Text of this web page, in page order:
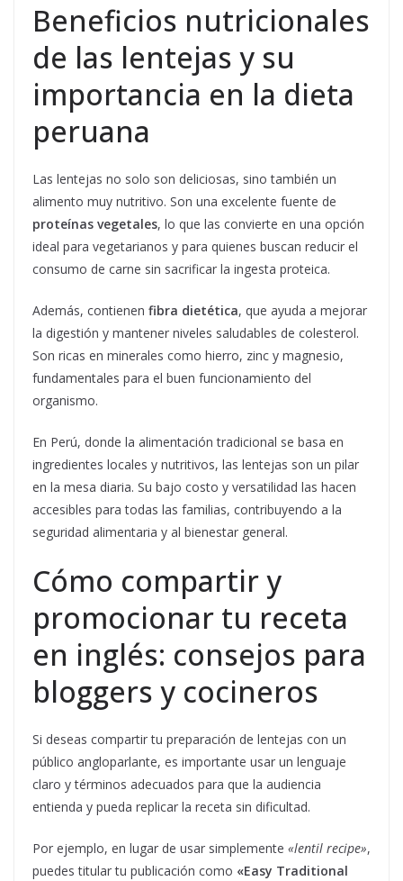
Beneficios nutricionales
de las lentejas y su
importancia en la dieta
peruana
Las lentejas no solo son deliciosas, sino también un
alimento muy nutritivo. Son una excelente fuente de
proteínas vegetales, lo que las convierte en una opción
ideal para vegetarianos y para quienes buscan reducir el
consumo de carne sin sacrificar la ingesta proteica.
Además, contienen fibra dietética, que ayuda a mejorar
la digestión y mantener niveles saludables de colesterol.
Son ricas en minerales como hierro, zinc y magnesio,
fundamentales para el buen funcionamiento del
organismo.
En Perú, donde la alimentación tradicional se basa en
ingredientes locales y nutritivos, las lentejas son un pilar
en la mesa diaria. Su bajo costo y versatilidad las hacen
accesibles para todas las familias, contribuyendo a la
seguridad alimentaria y al bienestar general.
Cómo compartir y
promocionar tu receta
en inglés: consejos para
bloggers y cocineros
Si deseas compartir tu preparación de lentejas con un
público angloparlante, es importante usar un lenguaje
claro y términos adecuados para que la audiencia
entienda y pueda replicar la receta sin dificultad.
Por ejemplo, en lugar de usar simplemente «lentil recipe»,
puedes titular tu publicación como «Easy Traditional